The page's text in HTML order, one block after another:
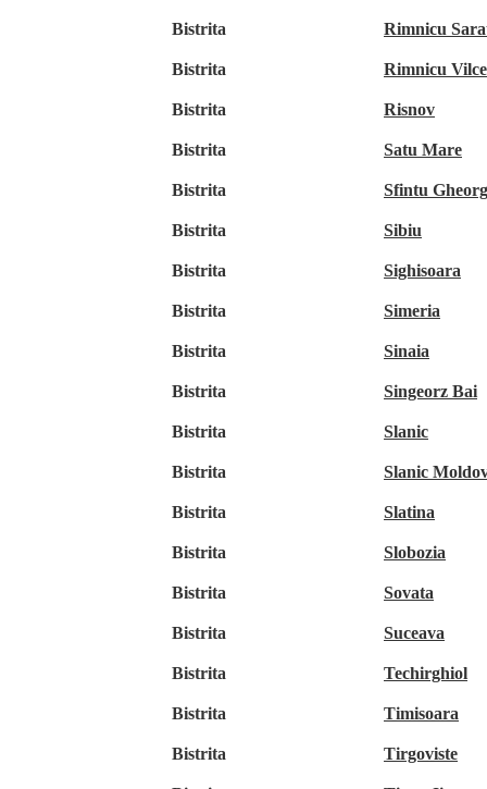
Bistrita Rimnicu
Bistrita Rimnicu
Bistrita Risnov
Bistrita Satu Mare
Bistrita Sfintu
Bistrita Sibiu
Bistrita Sighisoara
Bistrita Simeria
Bistrita Sinaia
Bistrita Singeorz Bai
Bistrita Slanic
Bistrita Slanic
Bistrita Slatina
Bistrita Slobozia
Bistrita Sovata
Bistrita Suceava
Bistrita Techirghiol
Bistrita Timisoara
Bistrita Tirgoviste